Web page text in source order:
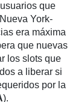
que
York-
era máxima
que nuevas
los slots que
a liberar si
por la
).